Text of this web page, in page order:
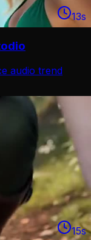
13s
audio trend
15s